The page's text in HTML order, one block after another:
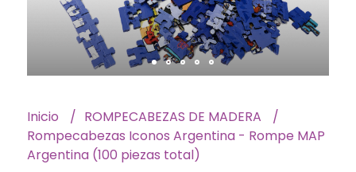
Inicio
ROMPECABEZAS DE MADERA
Rompecabezas Iconos Argentina - Rompe MAP
Argentina (100 piezas total)